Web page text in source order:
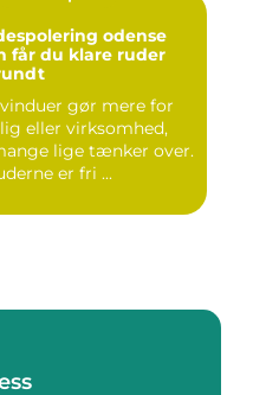
odense
får du klare ruder
vinduer gør mere for
eller virksomhed,
lige tænker over.
er fri ...